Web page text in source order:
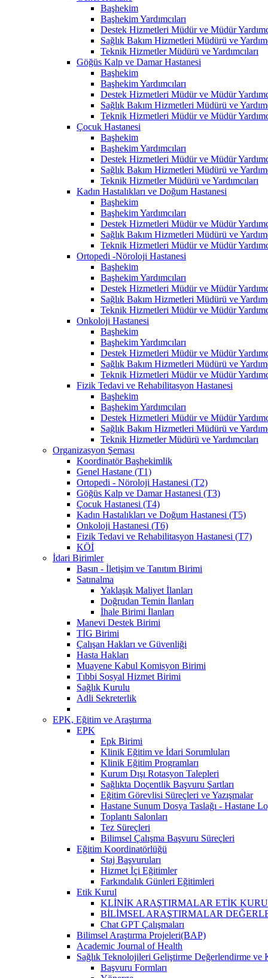
Başhekim
Başhekim Yardımcıları
Destek Hizmetleri Müdür ve Müdür
Sağlık Bakım Hizmetleri Müdürü ve
Teknik Hizmetler Müdürü ve Yardımcıları
Göğüs Kalp ve Damar Hastanesi
Başhekim
Başhekim Yardımcıları
Destek Hizmetleri Müdür ve Müdür
Sağlık Bakım Hizmetleri Müdürü ve
Teknik Hizmetleri Müdür ve Müdür
Çocuk Hastanesi
Başhekim
Başhekim Yardımcıları
Destek Hizmetleri Müdür ve Müdür
Sağlık Bakım Hizmetleri Müdürü ve
Teknik Hizmetler Müdürü ve Yardımcıları
Kadın Hastalıkları ve Doğum Hastanesi
Başhekim
Başhekim Yardımcıları
Destek Hizmetleri Müdür ve Müdür
Sağlık Bakım Hizmetleri Müdürü ve
Teknik Hizmetleri Müdür ve Müdür
Ortopedi -Nöroloji Hastanesi
Başhekim
Başhekim Yardımcıları
Destek Hizmetleri Müdür ve Müdür
Sağlık Bakım Hizmetleri Müdürü ve
Teknik Hizmetleri Müdür ve Müdür
Onkoloji Hastanesi
Başhekim
Başhekim Yardımcıları
Destek Hizmetleri Müdür ve Müdür
Sağlık Bakım Hizmetleri Müdürü ve
Teknik Hizmetleri Müdür ve Müdür
Fizik Tedavi ve Rehabilitasyon Hastanesi
Başhekim
Başhekim Yardımcıları
Destek Hizmetleri Müdür ve Müdür
Sağlık Bakım Hizmetleri Müdürü ve
Teknik Hizmetler Müdürü ve Yardımcıları
Organizasyon Şeması
Koordinatör Başhekimlik
Genel Hastane (T1)
Ortopedi - Nöroloji Hastanesi (T2)
Göğüs Kalp ve Damar Hastanesi (T3)
Çocuk Hastanesi (T4)
Kadın Hastalıkları ve Doğum Hastanesi (T5)
Onkoloji Hastanesi (T6)
Fizik Tedavi ve Rehabilitasyon Hastanesi (T7)
KÖİ
İdari Birimler
Basın - İletişim ve Tanıtım Birimi
Satınalma
Yaklaşık Maliyet İlanları
Doğrudan Temin İlanları
İhale Birimi İlanları
Manevi Destek Birimi
TİG Birimi
Çalışan Hakları ve Güvenliği
Hasta Hakları
Muayene Kabul Komisyon Birimi
Tıbbi Sosyal Hizmet Birimi
Sağlık Kurulu
Adli Sekreterlik
EPK, Eğitim ve Araştırma
EPK
Epk Birimi
Klinik Eğitim ve İdari Sorumluları
Klinik Eğitim Programları
Kurum Dışı Rotasyon Talepleri
Sağlıkta Doçentlik Başvuru Şartları
Eğitim Görevlisi Süreçleri ve Yazışmalar
Hastane Sunum Dosya Taslağı - Hastane
Toplantı Salonları
Tez Süreçleri
Bilimsel Çalışma Başvuru Süreçleri
Eğitim Koordinatörlüğü
Staj Başvuruları
Hizmet İçi Eğitimler
Farkındalık Günleri Eğitimleri
Etik Kurul
KLİNİK ARAŞTIRMALAR ETİK KURUL
BİLİMSEL ARAŞTIRMALAR
Chat GPT Çalışmaları
Bilimsel Araştırma Projeleri(BAP)
Academic Journal of Health
Sağlık Teknolojileri Geliştirme Değerlendirme ve
Başvuru Formları